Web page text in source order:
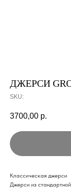
ДЖЕРСИ
SKU:
3700,00 р.
Классическая джерси
Джерси из